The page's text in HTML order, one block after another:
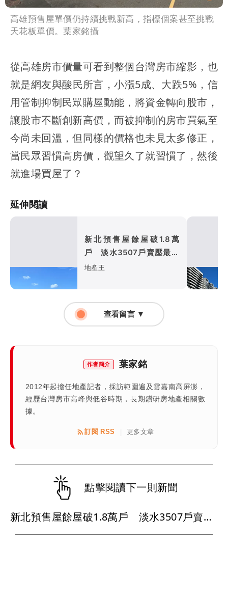
高雄預售屋單價仍持續挑戰新高，指標個案甚至挑戰
天花板單價。葉家銘攝
從高雄房市價量可看到整個台灣房市縮影，也
就是網友與酸民所言，小漲5成、大跌5%，信
用管制抑制民眾購屋動能，將資金轉向股市，
讓股市不斷創新高價，而被抑制的房市買氣至
今尚未回溫，但同樣的價格也未見太多修正，
當民眾習慣高房價，觀望久了就習慣了，然後
就進場買屋了？
延伸閱讀
新北預售屋餘屋破1.8萬
戶 淡水3507戶賣壓最重
五股土城去化衝破8成
地產王
查看留言 ▼
作者簡介 葉家銘
2012年起擔任地產記者，採訪範圍遍及雲嘉南高屏澎，
經歷台灣房市高峰與低谷時期，長期鑽研房地產相關數
據。
訂閱 RSS | 更多文章
點擊閱讀下一則新聞
新北預售屋餘屋破1.8萬戶 淡水3507戶賣壓最重五股土城去化衝破8成